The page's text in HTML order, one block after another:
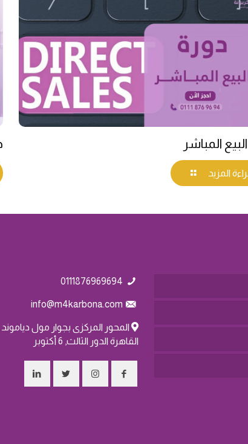
المباشر
المزيد
0111876969694
info@m4karbona.com
المحور المركزى بجوار مول
القاهرة الدور الثالث, 6 أكتوبر